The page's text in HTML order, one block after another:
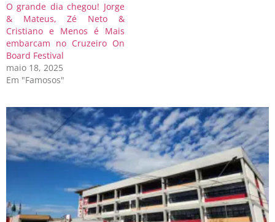
O grande dia chegou! Jorge
& Mateus, Zé Neto &
Cristiano e Menos é Mais
embarcam no Cruzeiro On
Board Festival
maio 18, 2025
Em "Famosos"